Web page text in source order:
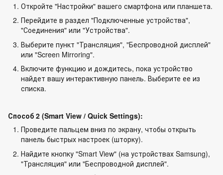
Откройте "Настройки" вашего смартфона или планшета.
Перейдите в раздел "Подключенные устройства",
"Соединения" или "Устройства".
Выберите пункт "Трансляция", "Беспроводной дисплей"
или "Screen Mirroring".
Включите функцию и дождитесь, пока устройство
найдет вашу интерактивную панель. Выберите ее из
списка.
Способ 2 (Smart View / Quick Settings):
Проведите пальцем вниз по экрану, чтобы открыть
панель быстрых настроек (шторку).
Найдите кнопку "Smart View" (на устройствах Samsung),
"Трансляция" или "Беспроводной дисплей".